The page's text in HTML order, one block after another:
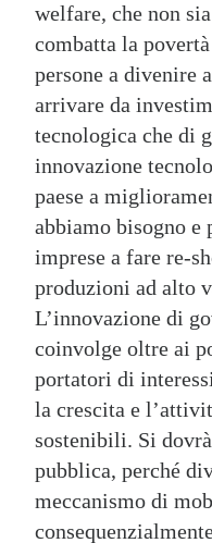
welfare, che non
combatta la
persone a divenire
arrivare da
tecnologica che di
innovazione
paese a
abbiamo bisogno e
imprese a fare re-
produzioni ad alto
L’innovazione di
coinvolge oltre ai
portatori di
la crescita e
sostenibili. Si
pubblica, perché
meccanismo di